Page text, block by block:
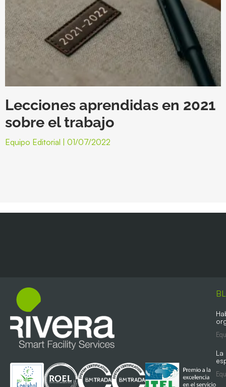
Lecciones aprendidas en 2021
sobre el trabajo
Equipo Editorial 01/07/2022